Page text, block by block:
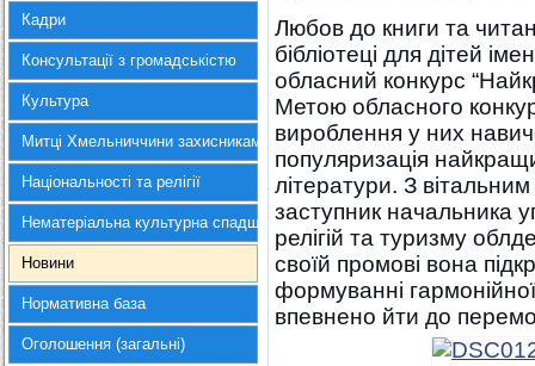
Кадри
Консультації з громадськістю
Культура
Митці Хмельниччини захисникам України
Національності та релігії
Нематеріальна культурна спадщина
Новини
Нормативна база
Оголошення (загальні)
Любов до книги та
бібліотеці для дітей
обласний конкурс
Метою обласного
вироблення у них
популяризація
літератури. З
заступник начальника
релігій та туризму
своїй промові вона
формуванні
впевнено йти до